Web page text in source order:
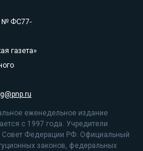
№ ФС77-
газета»
еженедельное издание
с 1997 года. Учредители
Совет Федерации РФ. Официальный
законов, федеральных